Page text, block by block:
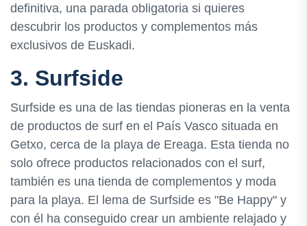
definitiva, una parada obligatoria si quieres
descubrir los productos y complementos más
exclusivos de Euskadi.
3. Surfside
Surfside es una de las tiendas pioneras en la venta
de productos de surf en el País Vasco situada en
Getxo, cerca de la playa de Ereaga. Esta tienda no
solo ofrece productos relacionados con el surf,
también es una tienda de complementos y moda
para la playa. El lema de Surfside es "Be Happy" y
con él ha conseguido crear un ambiente relajado y